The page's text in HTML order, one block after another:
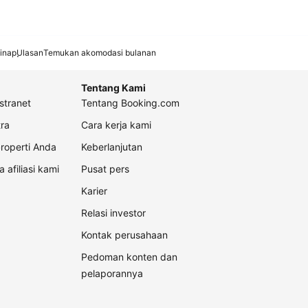
UlasanTemukan akomodasi bulanan
Anda
afiliasi kami
Tentang Kami
Tentang Booking.com
Cara kerja kami
Keberlanjutan
Pusat pers
Karier
Relasi investor
Kontak perusahaan
Pedoman konten dan
pelaporannya